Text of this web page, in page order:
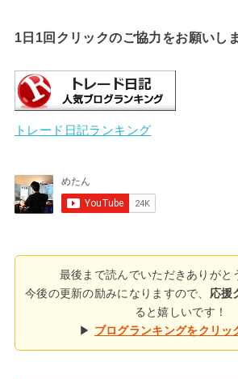
1日1回クリックのご協力をお願いし
トレード日記ランキング
最後まで読んでいただきありがと
今後の更新の励みになりますので、 応援
ると嬉しいです！
▶ ブログランキングをクリッ